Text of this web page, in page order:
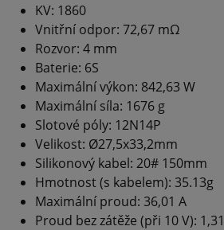
KV: 1860
Vnitřní odpor: 72,67 mΩ
Rozvor: 4 mm
Baterie: 6S
Maximální výkon: 842,63 W
Maximální síla: 1676 g
Slotové póly: 12N14P
Velikost: Ø27,5x33,2mm
Silikonový kabel: 20# 150mm
Hmotnost (s kabelem): 35.13g
Maximální proud: 36,01 A
Proud bez zátěže (při 10 V):